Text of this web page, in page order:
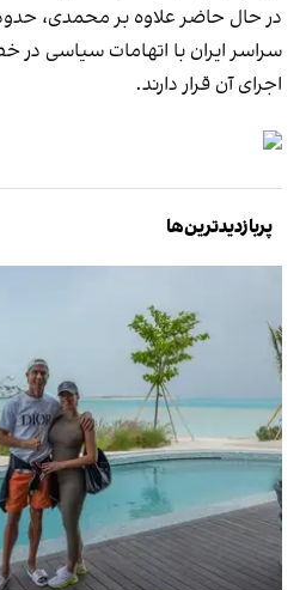
سراسر ایران با اتهامات سیاسی در
اجرای آن قرار دارند.
پربازدیدترین‌ها